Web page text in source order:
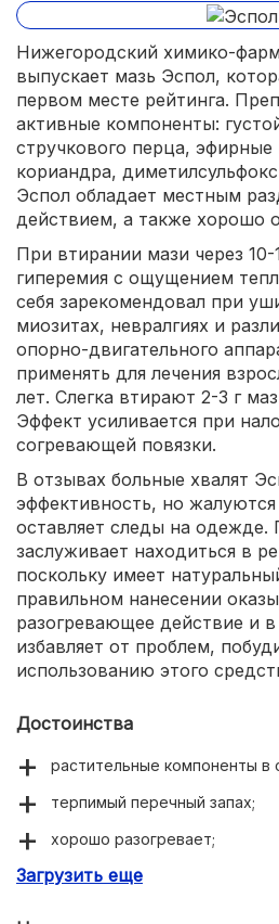
Нижегородский химико-
выпускает мазь Эспол,
первом месте рейтинга.
активные компоненты:
стручкового перца,
кориандра,
Эспол обладает местным
действием, а также хорошо
При втирании мази через 10-
гиперемия с ощущением
себя зарекомендовал при
миозитах, невралгиях и
опорно-двигательного
применять для лечения
лет. Слегка втирают 2-3 г
Эффект усиливается при
согревающей повязки.
В отзывах больные хвалят
эффективность, но
оставляет следы на одежде.
заслуживает находиться в
поскольку имеет
правильном нанесении
разогревающее действие и
избавляет от проблем,
использованию этого
Достоинства
растительные компоненты в
терпимый перечный запах;
хорошо разогревает;
избавляет от болей,
Загрузить еще